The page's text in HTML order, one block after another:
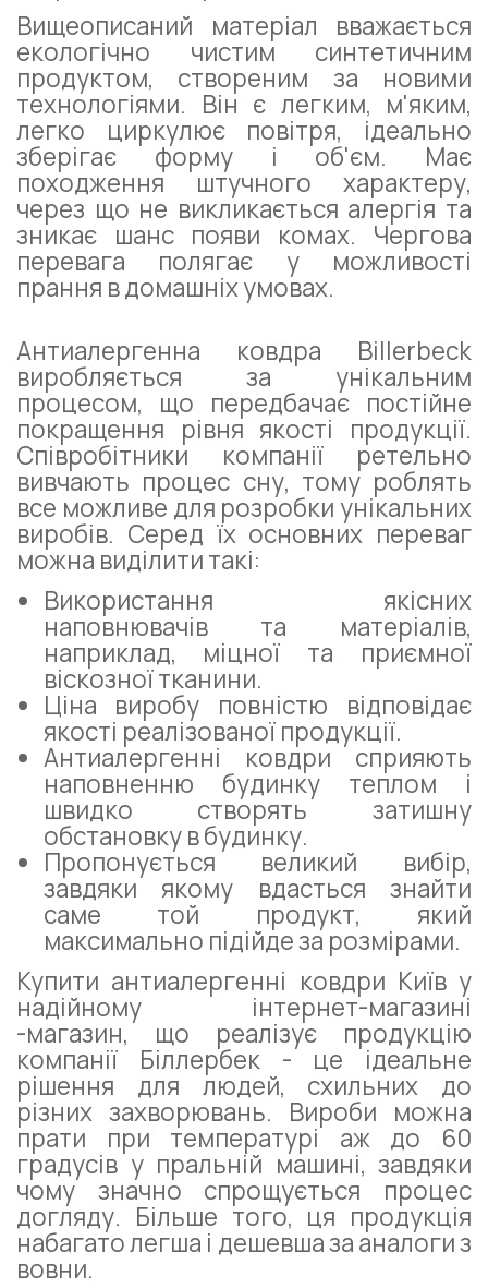
Вищеописаний матеріал вважається
екологічно чистим синтетичним
продуктом, створеним за новими
технологіями. Він є легким, м'яким,
легко циркулює повітря, ідеально
зберігає форму і об'єм. Має
походження штучного характеру,
через що не викликається алергія та
зникає шанс появи комах. Чергова
перевага полягає у можливості
прання в домашніх умовах.
Антиалергенна ковдра Billerbeck
виробляється за унікальним
процесом, що передбачає постійне
покращення рівня якості продукції.
Співробітники компанії ретельно
вивчають процес сну, тому роблять
все можливе для розробки унікальних
виробів. Серед їх основних переваг
можна виділити такі:
Використання якісних
наповнювачів та матеріалів,
наприклад, міцної та приємної
віскозної тканини.
Ціна виробу повністю відповідає
якості реалізованої продукції.
Антиалергенні ковдри сприяють
наповненню будинку теплом і
швидко створять затишну
обстановку в будинку.
Пропонується великий вибір,
завдяки якому вдасться знайти
саме той продукт, який
максимально підійде за розмірами.
Купити антиалергенні ковдри Київ у
надійному інтернет-магазині
-магазин, що реалізує продукцію
компанії Біллербек - це ідеальне
рішення для людей, схильних до
різних захворювань. Вироби можна
прати при температурі аж до 60
градусів у пральній машині, завдяки
чому значно спрощується процес
догляду. Більше того, ця продукція
набагато легша і дешевша за аналоги з
вовни.